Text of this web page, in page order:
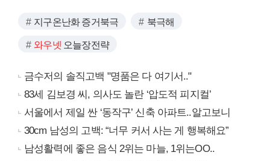
지구온난화 증거북극 북극해
와우넷 오늘장전략
금수저의 솔직고백 "명품은 다 여기서.."
83세 김보경 씨, 의사도 놀란 ‘압도적 피지컬’
서울에서 제일 싼 ‘동작구’ 신축 아파트..알고보니
30cm 남성의 고백: “너무 커서 사는 게 행복해요”
남성활력에 좋은 음식 2위는 마늘, 1위는OO..